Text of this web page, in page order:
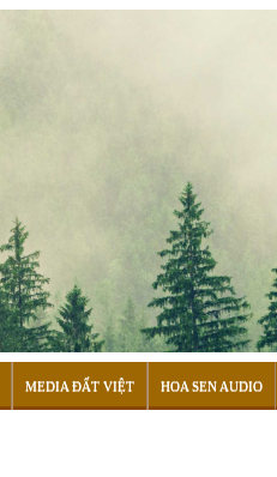
MEDIA ĐẤT VIỆT HOA SEN AUDIO